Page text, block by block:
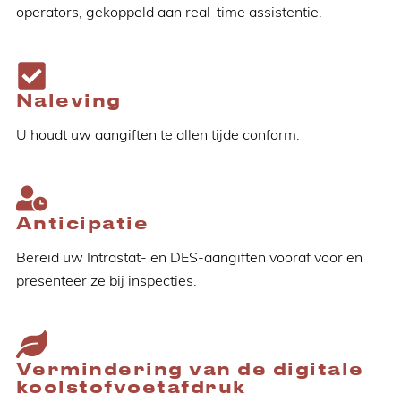
operators, gekoppeld aan real-time assistentie.
Naleving
U houdt uw aangiften te allen tijde conform.
Anticipatie
Bereid uw Intrastat- en DES-aangiften vooraf voor en
presenteer ze bij inspecties.
Vermindering van de digitale
koolstofvoetafdruk